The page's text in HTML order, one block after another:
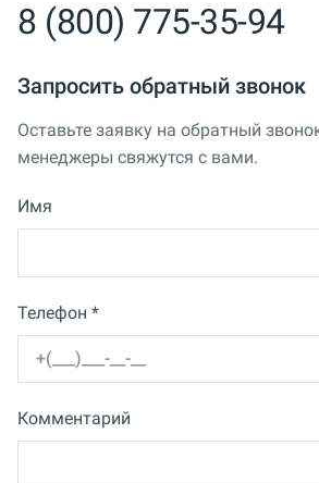
8 (800) 775-35-94
Запросить обратный звонок
Оставьте заявку на обратный
менеджеры свяжутся с вами.
Имя
Телефон *
Комментарий